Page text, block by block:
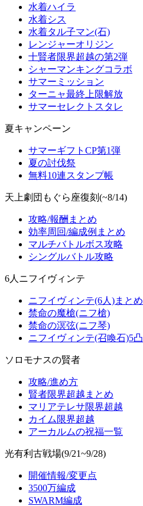
水着ハイラ
水着シス
水着タル子マン(石)
レンジャーオリジン
十賢者限界超越の第2弾
シャーマンキングコラボ
サマーミッション
ターニャ最終上限解放
サマーセレクトスタレ
夏キャンペーン
サマーギフトCP第1弾
夏の討伐祭
無料10連スタンプ帳
天上劇団もぐら座復刻(~8/14)
攻略/報酬まとめ
効率周回/編成例まとめ
マルチバトルボス攻略
シングルバトル攻略
6人ニフイヴィンテ
ニフイヴィンテ(6人)まとめ
禁命の魔槍(ニフ槍)
禁命の溟弦(ニフ琴)
ニフイヴィンテ(召喚石)5凸
ソロモナスの賢者
攻略/進め方
賢者限界超越まとめ
マリアテレサ限界超越
カイム限界超越
アーカルムの祝福一覧
光有利古戦場(9/21~9/28)
開催情報/変更点
3500万編成
SWARM編成